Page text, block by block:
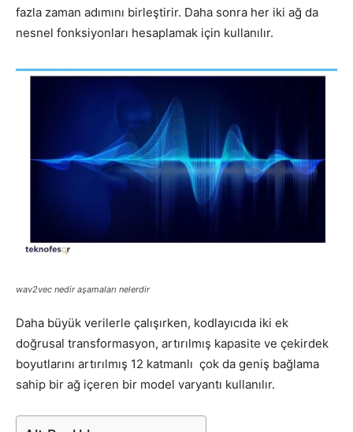
fazla zaman adımını birleştirir. Daha sonra her iki ağ da
nesnel fonksiyonları hesaplamak için kullanılır.
wav2vec nedir aşamaları nelerdir
Daha büyük verilerle çalışırken, kodlayıcıda iki ek
doğrusal transformasyon, artırılmış kapasite ve çekirdek
boyutlarını artırılmış 12 katmanlı çok da geniş bağlama
sahip bir ağ içeren bir model varyantı kullanılır.